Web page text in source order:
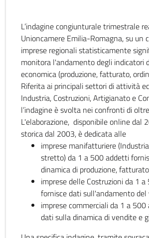
L’indagine congiunturale trimestrale
Unioncamere Emilia-Romagna, su un
imprese regionali statisticamente
monitora l'andamento degli indicatori
economica (produzione, fatturato,
Riferita ai principali settori di attività
Industria, Costruzioni, Artigianato e
l’indagine è svolta nei confronti di
L'elaborazione, disponibile online dal
storica dal 2003, è dedicata alle
imprese manifatturiere
stretto) da 1 a 500 addetti
dinamica di produzione,
imprese delle Costruzioni da 1
fornisce dati sull'andamento
imprese commerciali da 1 a
dati sulla dinamica di vendite e